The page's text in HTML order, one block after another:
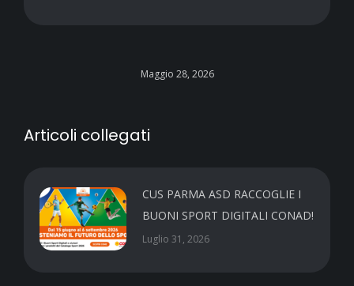
Maggio 28, 2026
Articoli collegati
CUS PARMA ASD RACCOGLIE I
BUONI SPORT DIGITALI CONAD!
Luglio 31, 2026